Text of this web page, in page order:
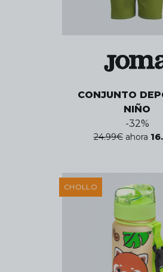
CONJUNTO
NIÑO
-32%
24.99€ ahora
CHOLLO